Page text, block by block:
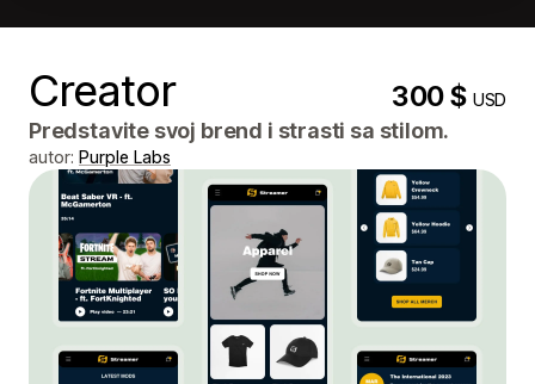
Creator 300 $USD
Predstavite svoj brend i strasti sa stilom.
autor: Purple Labs